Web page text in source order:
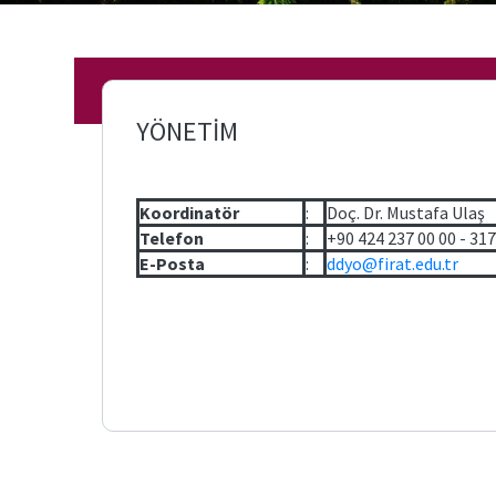
Üniversite
Kütüphanesi
Teknokent
YÖNETİM
Koordinatör :
Doç. Dr. Mustafa Ulaş
Telefon
:
+90 424 237 00 00 -
E-Posta
: ddyo@firat.edu.tr